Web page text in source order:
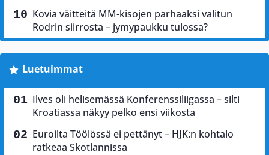
Kovia väitteitä MM-kisojen parhaaksi valitun
Rodrin siirrosta – jymypaukku tulossa?
Luetuimmat
Ilves oli helisemässä Konferenssiliigassa – silti
Kroatiassa näkyy pelko ensi viikosta
Euroilta Töölössä ei pettänyt – HJK:n kohtalo
ratkeaa Skotlannissa